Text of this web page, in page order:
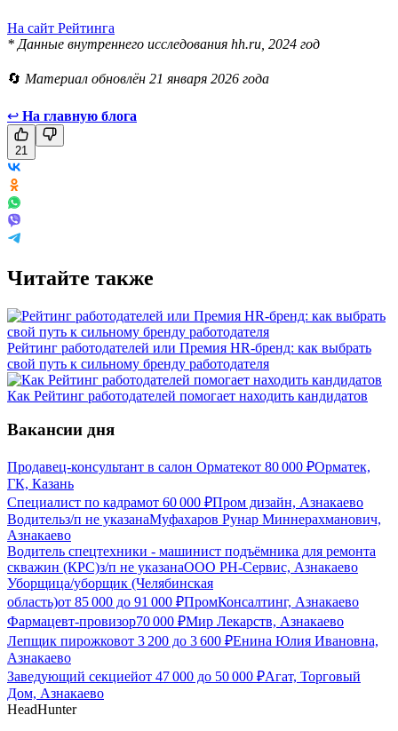
На сайт Рейтинга
* Данные внутреннего исследования hh.ru, 2024 год
🔄 Материал обновлён 21 января 2026 года
↩ На главную блога
21
Читайте также
Рейтинг работодателей или Премия HR-бренд: как выбрать
свой путь к сильному бренду работодателя
Как Рейтинг работодателей помогает находить кандидатов
Вакансии дня
Продавец-консультант в салон Орматекот 80 000 ₽Орматек,
ГК, Казань
Специалист по кадрамот 60 000 ₽Пром дизайн, Азнакаево
Водительз/п не указанаМуфахаров Рунар Миннерахманович,
Азнакаево
Водитель спецтехники - машинист подъёмника для ремонта
скважин (КРС)з/п не указанаООО РН-Сервис, Азнакаево
Уборщица/уборщик (Челябинская
область)от 85 000 до 91 000 ₽ПромКонсалтинг, Азнакаево
Фармацевт-провизор70 000 ₽Мир Лекарств, Азнакаево
Лепщик пирожковот 3 200 до 3 600 ₽Енина Юлия Ивановна,
Азнакаево
Заведующий секциейот 47 000 до 50 000 ₽Агат, Торговый
Дом, Азнакаево
HeadHunter